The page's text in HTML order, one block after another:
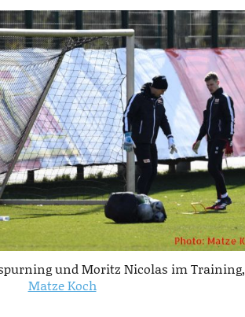
und Moritz Nicolas im Training,
Matze Koch